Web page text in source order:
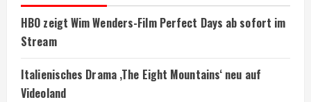
HBO zeigt Wim Wenders-Film Perfect Days ab sofort im
Stream
Italienisches Drama ‚The Eight Mountains‘ neu auf
Videoland